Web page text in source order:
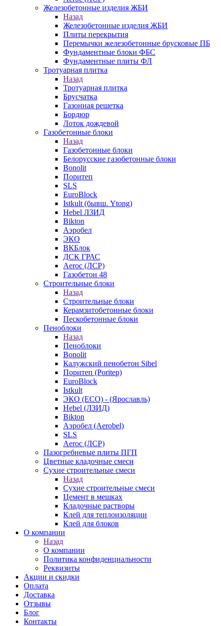
Железобетонные изделия ЖБИ
Назад
Железобетонные изделия ЖБИ
Плиты перекрытия
Перемычки железобетонные брусковые ПБ
Фундаментные блоки ФБС
Фундаментные плиты ФЛ
Тротуарная плитка
Назад
Тротуарная плитка
Брусчатка
Газонная решетка
Бордюр
Лоток дождевой
Газобетонные блоки
Назад
Газобетонные блоки
Белорусские газобетонные блоки
Bonolit
Поритеп
SLS
EuroBlock
Istkult (бывш. Ytong)
Hebel ЛЗИД
Bikton
Аэробел
ЭКО
ВКБлок
ДСК ГРАС
Aeroc (ЛСР)
Газобетон 48
Строительные блоки
Назад
Строительные блоки
Керамзитобетонные блоки
Пескобетонные блоки
Пеноблоки
Назад
Пеноблоки
Bonolit
Калужский пенобетон Sibel
Поритеп (Poritep)
EuroBlock
Istkult
ЭКО (ECO) - (Ярославль)
Hebel (ЛЗИД)
Bikton
Аэробел (Aerobel)
SLS
Aeroc (ЛСР)
Пазогребневые плиты ПГП
Цветные кладочные смеси
Сухие строительные смеси
Назад
Сухие строительные смеси
Цемент в мешках
Кладочные растворы
Клей для теплоизоляции
Клей для блоков
О компании
Назад
О компании
Политика конфиденциальности
Реквизиты
Акции и скидки
Оплата
Доставка
Отзывы
Блог
Контакты